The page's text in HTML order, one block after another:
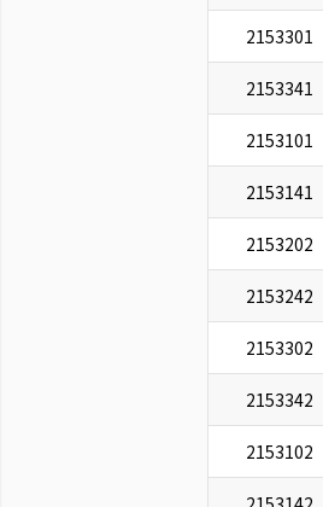
2153301
2153341
2153101
2153141
2153202
2153242
2153302
2153342
2153102